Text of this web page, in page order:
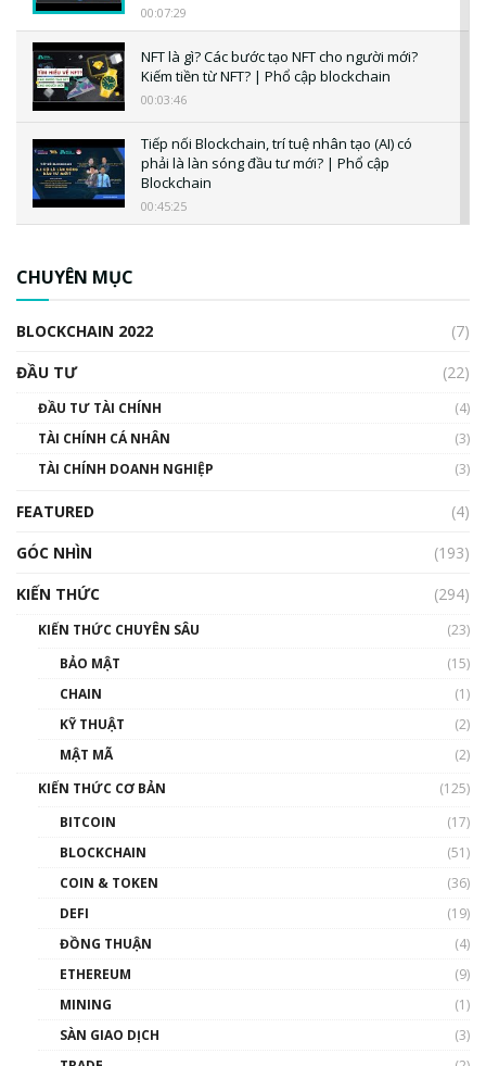
00:07:29
NFT là gì? Các bước tạo NFT cho người mới?
Kiếm tiền từ NFT? | Phổ cập blockchain
00:03:46
Tiếp nối Blockchain, trí tuệ nhân tạo (AI) có
phải là làn sóng đầu tư mới? | Phổ cập
Blockchain
00:45:25
00:02:14
Nhìn lại năm 2022: Những sự kiện ảnh hưởng
đến hệ sinh thái tiền mã hoá | Phổ cập
00:43:47
như thể nào?
00:39:31
Phổ cập Blockchain
thống & Crypto qua các cuộc chiến | Phổ cập
CHUYÊN MỤC
BLOCKCHAIN 2022
(7)
ĐẦU TƯ
(22)
ĐẦU TƯ TÀI CHÍNH
(4)
TÀI CHÍNH CÁ NHÂN
(3)
TÀI CHÍNH DOANH NGHIỆP
(3)
FEATURED
(4)
GÓC NHÌN
(193)
KIẾN THỨC
(294)
KIẾN THỨC CHUYÊN SÂU
(23)
BẢO MẬT
(15)
CHAIN
(1)
KỸ THUẬT
(2)
MẬT MÃ
(2)
KIẾN THỨC CƠ BẢN
(125)
BITCOIN
(17)
BLOCKCHAIN
(51)
COIN & TOKEN
(36)
DEFI
(19)
ĐỒNG THUẬN
(4)
ETHEREUM
(9)
MINING
(1)
SÀN GIAO DỊCH
(3)